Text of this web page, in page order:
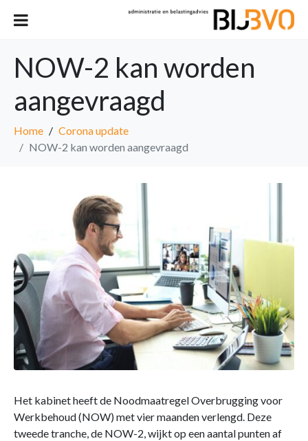
NOW-2 kan worden
aangevraagd
Home
Corona update
NOW-2 kan worden aangevraagd
Het kabinet heeft de Noodmaatregel Overbrugging voor
Werkbehoud (NOW) met vier maanden verlengd. Deze
tweede tranche, de NOW-2, wijkt op een aantal punten af